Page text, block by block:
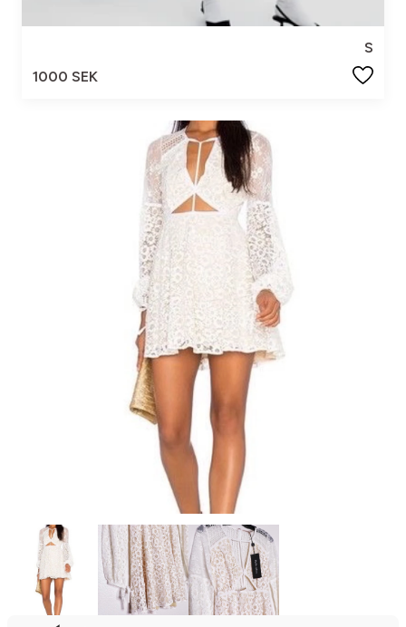
S
1000 SEK